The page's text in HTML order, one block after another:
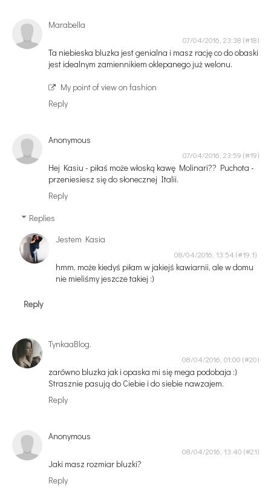
Marabella
07/04/2016, 23:38
Ta niebieska bluzka jest genialna i masz rację co do obaski
jest idealnym zamiennikiem oklepanego już welonu.
My point of view on fashion
Reply
Anonymous
07/04/2016, 23:59
Hej Kasiu - piłaś może włoską kawę Molinari?? Puchota -
przeniesiesz się do słonecznej Italii.
Reply
Replies
Jestem Kasia
08/04/2016, 13:54
hmm, może kiedyś piłam w jakiejś kawiarnii, ale w domu
nie mieliśmy jeszcze takiej :)
Reply
TynkaaBlog.
08/04/2016, 01:00
zarówno bluzka jak i opaska mi się mega podobaja :)
Strasznie pasują do Ciebie i do siebie nawzajem.
Reply
Anonymous
08/04/2016, 13:40
Jaki masz rozmiar bluzki?
Reply